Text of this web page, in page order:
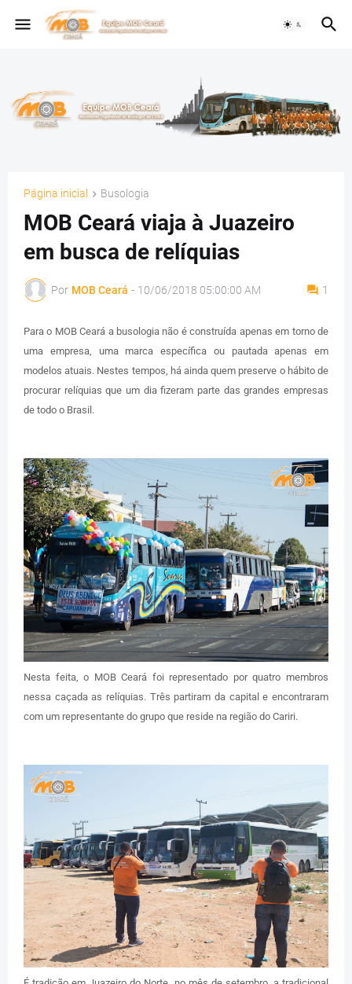
Página inicial Busologia
MOB Ceará viaja à Juazeiro
em busca de relíquias
Por MOB Ceará - 10/06/2018 05:00:00 AM 1
Para o MOB Ceará a busologia não é construída apenas em torno de
uma empresa, uma marca específica ou pautada apenas em
modelos atuais. Nestes tempos, há ainda quem preserve o hábito de
procurar relíquias que um dia fizeram parte das grandes empresas
de todo o Brasil.
Nesta feita, o MOB Ceará foi representado por quatro membros
nessa caçada as relíquias. Três partiram da capital e encontraram
com um representante do grupo que reside na região do Cariri.